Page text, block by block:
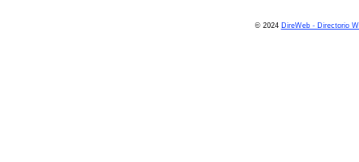
© 2024 DireWeb - Directorio